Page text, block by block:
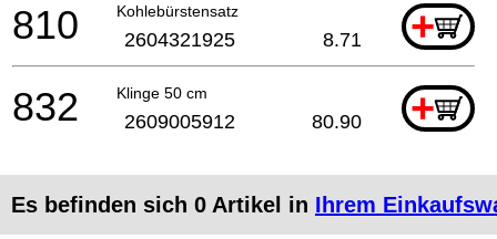
Kohlebürstensatz +
810 2604321925 8.71
Klinge 50 cm +
832 2609005912 80.90
Es befinden sich 0 Artikel in Ihrem